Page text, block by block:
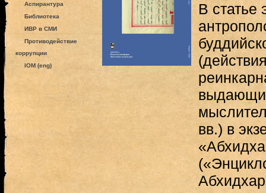
Аспирантура
Библиотека
ИВР в СМИ
Противодействие
коррупции
IOM (eng)
В статье
вв.) в